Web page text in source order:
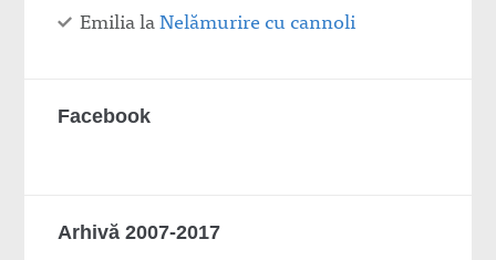
EmilialaNelămurire cu cannoli
Facebook
Arhivă 2007-2017